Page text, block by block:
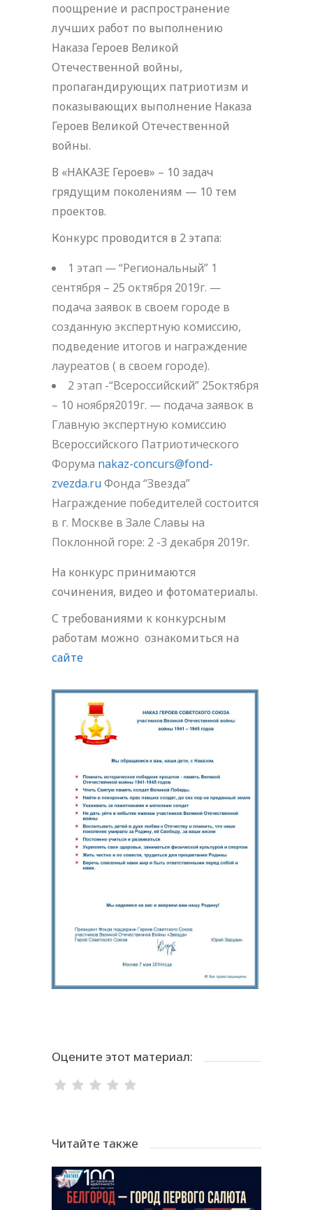
поощрение и распространение
лучших работ по выполнению
Наказа Героев Великой
Отечественной войны,
пропагандирующих патриотизм и
показывающих выполнение Наказа
Героев Великой Отечественной
войны.
В «НАКАЗЕ Героев» – 10 задач
грядущим поколениям — 10 тем
проектов.
Конкурс проводится в 2 этапа:
1 этап — “Региональный” 1
сентября – 25 октября 2019г. —
подача заявок в своем городе в
созданную экспертную комиссию,
подведение итогов и награждение
лауреатов ( в своем городе).
2 этап -“Всероссийский” 25октября
– 10 ноября2019г. — подача заявок в
Главную экспертную комиссию
Всероссийского Патриотического
Форума nakaz-concurs@fond-
zvezda.ru Фонда “Звезда”
Награждение победителей состоится
в г. Москве в Зале Славы на
Поклонной горе: 2 -3 декабря 2019г.
На конкурс принимаются
сочинения, видео и фотоматериалы.
С требованиями к конкурсным
работам можно ознакомиться на
сайте
Оцените этот материал:
Читайте также